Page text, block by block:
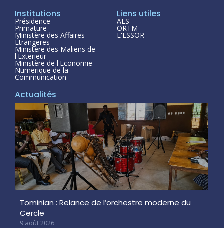
Institutions
Présidence
Primature
Ministère des Affaires
Étrangeres
Ministère des Maliens de
l'Exterieur
Ministère de l'Economie
Numerique de la
Communication
Liens utiles
AES
ORTM
L'ESSOR
Actualités
Tominian : Relance de l’orchestre moderne du
Cercle
9 août 2026